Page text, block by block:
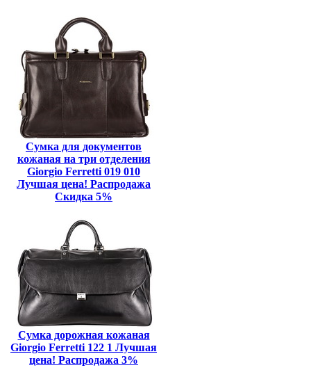
Сумка для документов
кожаная на три отделения
Giorgio Ferretti 019 010
Лучшая цена! Распродажа
Скидка 5%
Сумка дорожная кожаная
Giorgio Ferretti 122 1 Лучшая
цена! Распродажа 3%